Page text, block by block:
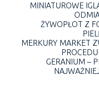
MINIATUROWE
ŻYWOPŁOT Z
MERKURY MARKET
GERANIUM –